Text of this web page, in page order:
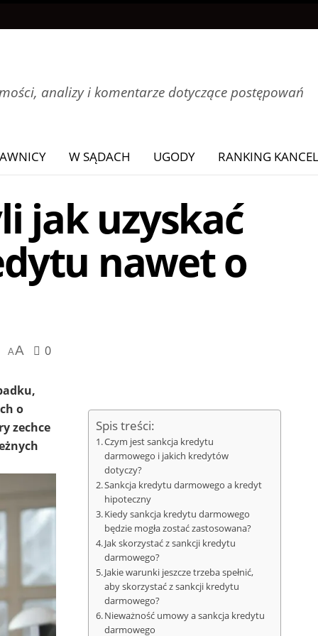
analizy i komentarze dotyczące postępowań
W SĄDACH UGODY RANKING
jak uzyskać
nawet o
AA 0
o
zechce
Spis treści:
Czym jest sankcja kredytu
darmowego i jakich kredytów
dotyczy?
Sankcja kredytu darmowego a kredyt
hipoteczny
Kiedy sankcja kredytu darmowego
będzie mogła zostać zastosowana?
Jak skorzystać z sankcji kredytu
darmowego?
Jakie warunki jeszcze trzeba spełnić,
aby skorzystać z sankcji kredytu
darmowego?
Nieważność umowy a sankcja kredytu
darmowego